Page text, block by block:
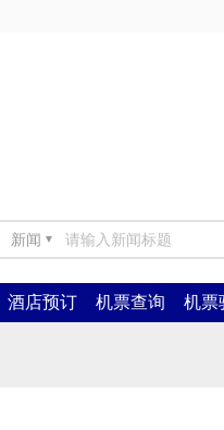
新闻 ▼
酒店预订 机票查询 机票